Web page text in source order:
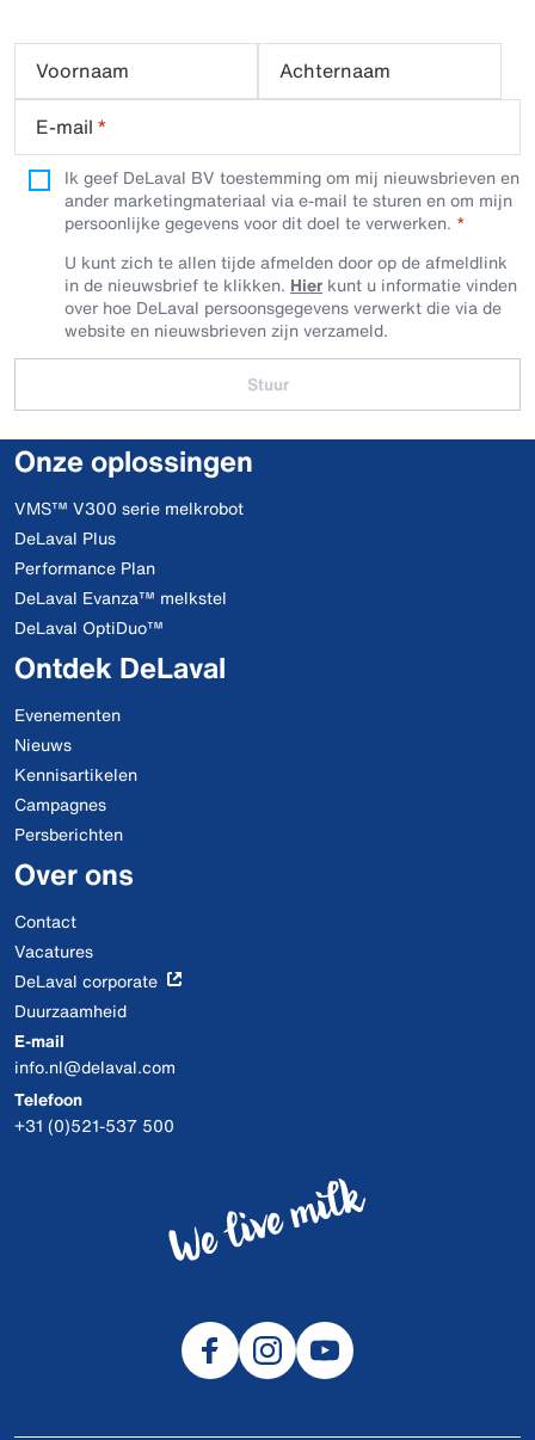
Voornaam
Achternaam
E-mail *
Ik geef DeLaval BV toestemming om mij nieuwsbrieven en
ander marketingmateriaal via e-mail te sturen en om mijn
persoonlijke gegevens voor dit doel te verwerken.
U kunt zich te allen tijde afmelden door op de afmeldlink
in de nieuwsbrief te klikken. Hier kunt u informatie vinden
over hoe DeLaval persoonsgegevens verwerkt die via de
website en nieuwsbrieven zijn verzameld.
Stuur
Onze oplossingen
VMS™ V300 serie melkrobot
DeLaval Plus
Performance Plan
DeLaval Evanza™ melkstel
DeLaval OptiDuo™
Ontdek DeLaval
Evenementen
Nieuws
Kennisartikelen
Campagnes
Persberichten
Over ons
Contact
Vacatures
DeLaval corporate
Duurzaamheid
E-mail
info.nl@delaval.com
Telefoon
+31 (0)521-537 500